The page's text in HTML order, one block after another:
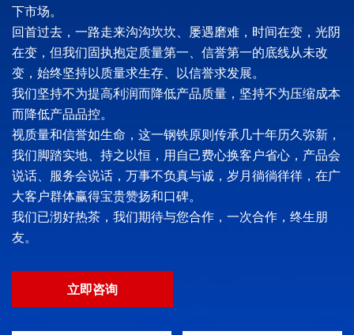
下市场。
回首过去，一路走来沟沟坎坎、屡遇磨难，时间在变，光阴
在变，但我们固执抱定质量第一、信誉第一的底线从未改
变，始终坚持以质量求生存、以信誉求发展。
我们坚持不为提高利润而降低产品质量，坚持不为压缩成本
而降低产品品控。
视质量和信誉如生命，这一钢铁原则传承几十年历久弥新，
我们脚踏实地、持之以恒，用自己费心换客户省心，产品会
说话、服务会说话，万事不负真与诚，岁月徜徜徉徉，在广
大客户群体赢得宝贵赞扬和口碑。
我们已沏好热茶，我们期待与您合作，一次合作，终生朋
友。
立即咨询